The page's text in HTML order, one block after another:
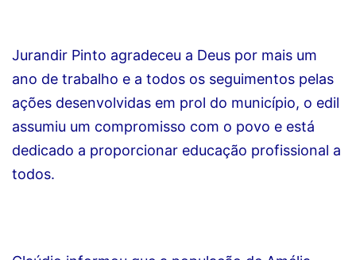
Jurandir Pinto agradeceu a Deus por mais um
ano de trabalho e a todos os seguimentos pelas
ações desenvolvidas em prol do município, o edil
assumiu um compromisso com o povo e está
dedicado a proporcionar educação profissional a
todos.